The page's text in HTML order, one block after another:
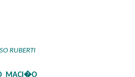
RUBERTI
MACI�O